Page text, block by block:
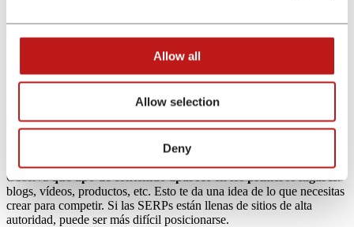
Allow all
Allow selection
Deny
indican un interés en la compra.
Los resultados de las páginas de resultados de los motores de
dominando para tus palabras clave objetivo
Observaqué tipo de contenido aparece en los primeros lugares:
blogs, vídeos, productos, etc. Esto te da una idea de lo que necesitas
crear para competir. Si las SERPs están llenas de sitios de alta
autoridad, puede ser más difícil posicionarse.